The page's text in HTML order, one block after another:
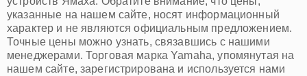
Владикавказ
Владимир
Волжский
Вологда
Грозный
указанные на нашем сайте, носят информационный
характер и не являются официальным предложением.
Точные цены можно узнать, связавшись с нашими
менеджерами. Торговая марка Yamaha, упомянутая на
нашем сайте, зарегистрирована и используется нами